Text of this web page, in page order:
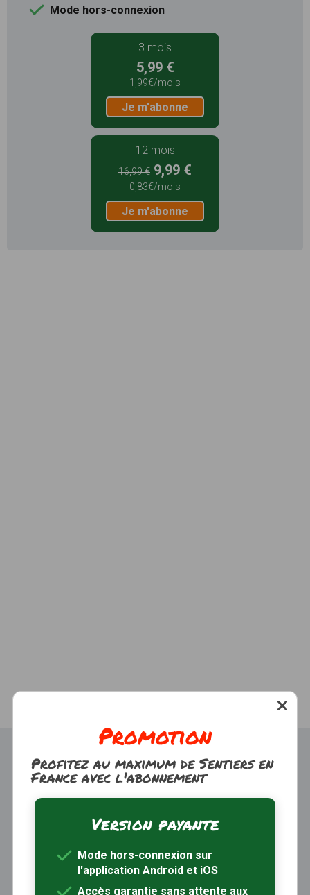
Mode hors-connexion
3 mois
5,99 €
1,99€/mois
Je m'abonne
12 mois
16,99 € 9,99 €
0,83€/mois
Je m'abonne
Trouver une randonnée À propos
Inscription / Connexion
Abonnement Rando+ Calendrier randos
Promotion
Profitez au maximum de Sentiers en
France avec l'abonnement
Version payante
Mode hors-connexion sur
l'application Android et iOS
Accès garantie sans attente aux